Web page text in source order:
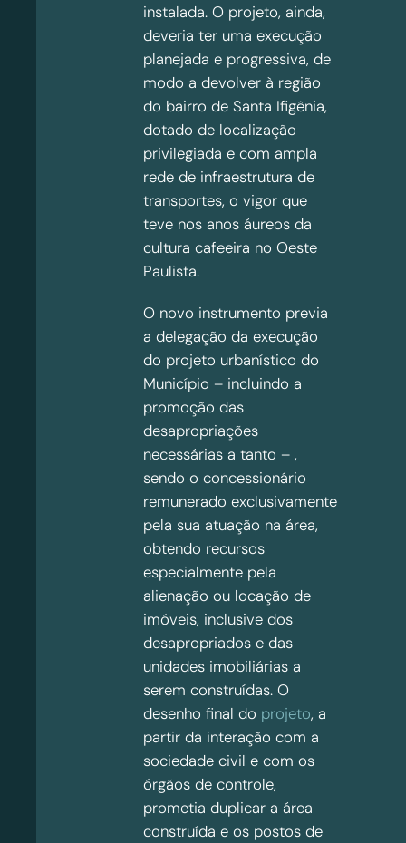
instalada. O projeto, ainda,
deveria ter uma execução
planejada e progressiva, de
modo a devolver à região
do bairro de Santa Ifigênia,
dotado de localização
privilegiada e com ampla
rede de infraestrutura de
transportes, o vigor que
teve nos anos áureos da
cultura cafeeira no Oeste
Paulista.
O novo instrumento previa
a delegação da execução
do projeto urbanístico do
Município – incluindo a
promoção das
desapropriações
necessárias a tanto – ,
sendo o concessionário
remunerado exclusivamente
pela sua atuação na área,
obtendo recursos
especialmente pela
alienação ou locação de
imóveis, inclusive dos
desapropriados e das
unidades imobiliárias a
serem construídas. O
desenho final do projeto, a
partir da interação com a
sociedade civil e com os
órgãos de controle,
prometia duplicar a área
construída e os postos de